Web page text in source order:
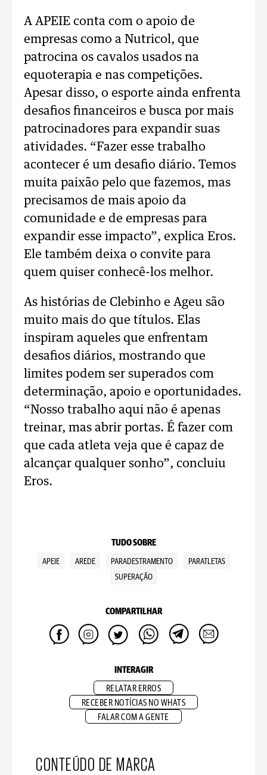
A APEIE conta com o apoio de
empresas como a Nutricol, que
patrocina os cavalos usados na
equoterapia e nas competições.
Apesar disso, o esporte ainda enfrenta
desafios financeiros e busca por mais
patrocinadores para expandir suas
atividades. “Fazer esse trabalho
acontecer é um desafio diário. Temos
muita paixão pelo que fazemos, mas
precisamos de mais apoio da
comunidade e de empresas para
expandir esse impacto”, explica Eros.
Ele também deixa o convite para
quem quiser conhecê-los melhor.
As histórias de Clebinho e Ageu são
muito mais do que títulos. Elas
inspiram aqueles que enfrentam
desafios diários, mostrando que
limites podem ser superados com
determinação, apoio e oportunidades.
“Nosso trabalho aqui não é apenas
treinar, mas abrir portas. É fazer com
que cada atleta veja que é capaz de
alcançar qualquer sonho”, concluiu
Eros.
TUDO SOBRE
APEIE AREDE PARADESTRAMENTO
PARATLETAS
SUPERAÇÃO
COMPARTILHAR
INTERAGIR
RELATAR ERROS
RECEBER NOTÍCIAS NO WHATS
FALAR COM A GENTE
CONTEÚDO DE MARCA